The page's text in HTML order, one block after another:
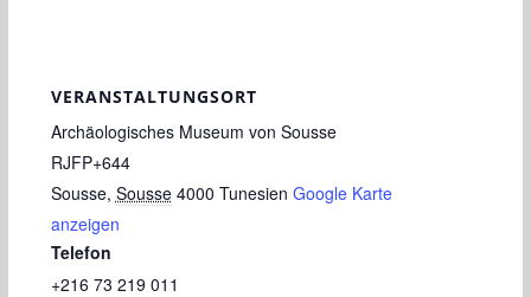
VERANSTALTUNGSORT
Archäologisches Museum von Sousse
RJFP+644
Sousse, Sousse 4000 Tunesien Google Karte
anzeigen
Telefon
+216 73 219 011